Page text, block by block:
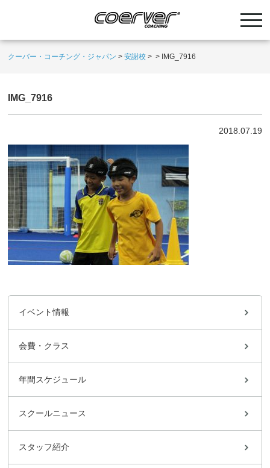
クーバー・コーチング・ジャパン >安謝校 > > IMG_7916
IMG_7916
2018.07.19
イベント情報
会費・クラス
年間スケジュール
スクールニュース
スタッフ紹介